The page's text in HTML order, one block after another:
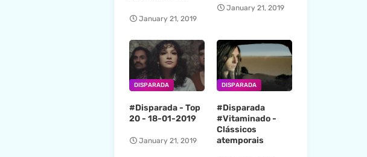
January 21, 2019
January 21, 2019
DISPARADA
#Disparada - Top
20 - 18-01-2019
January 21, 2019
DISPARADA
#Disparada
#Vitaminado -
Clássicos
atemporais